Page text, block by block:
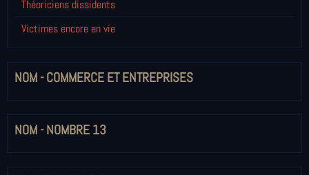
Théoriciens dissidents
Victimes encore en vie
NOM - COMMERCE ET ENTREPRISES
NOM - NOMBRE 13